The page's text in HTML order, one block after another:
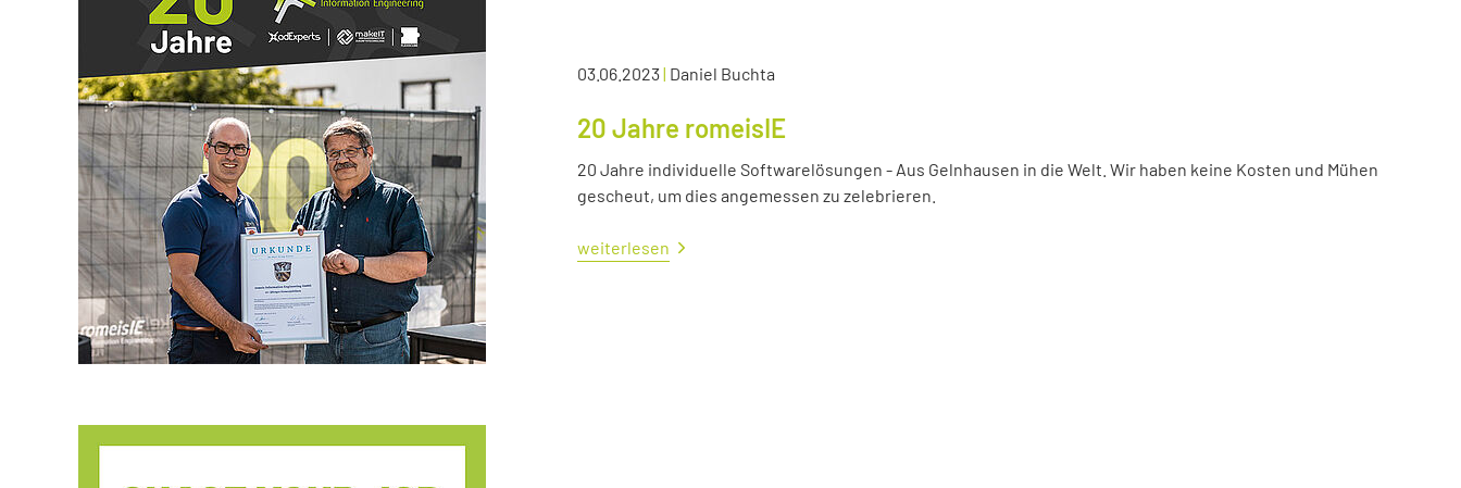
03.06.2023| Daniel Buchta
20 Jahre romeisIE
20 Jahre individuelle Softwarelösungen - Aus Gelnhausen in die Welt. Wir haben keine Kosten und Mühen
gescheut, um dies angemessen zu zelebrieren.
weiterlesen